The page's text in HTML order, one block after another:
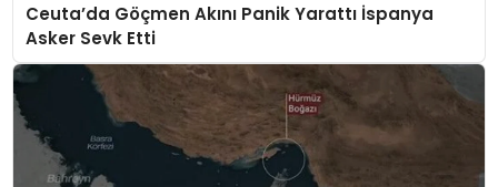
Ceuta’da Göçmen Akını Panik Yarattı İspanya
Asker Sevk Etti